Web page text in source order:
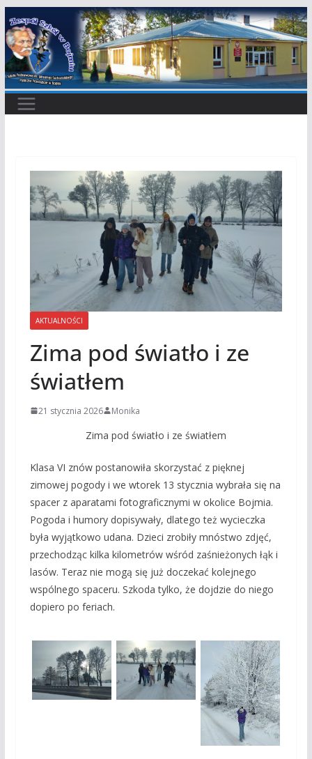
Przejdź
do
treści
AKTUALNOŚCI
Zima pod światło i ze
światłem
21 stycznia 2026 Monika
Zima pod światło i ze światłem
Klasa VI znów postanowiła skorzystać z pięknej
zimowej pogody i we wtorek 13 stycznia wybrała się na
spacer z aparatami fotograficznymi w okolice Bojmia.
Pogoda i humory dopisywały, dlatego też wycieczka
była wyjątkowo udana. Dzieci zrobiły mnóstwo zdjęć,
przechodząc kilka kilometrów wśród zaśnieżonych łąk i
lasów. Teraz nie mogą się już doczekać kolejnego
wspólnego spaceru. Szkoda tylko, że dojdzie do niego
dopiero po feriach.